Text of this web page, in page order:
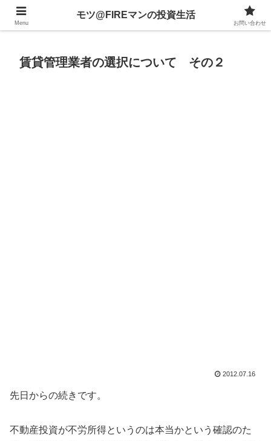
不動産、投資信託、暗号資産、株式、等々への投資について
賃貸管理業者の選択について その２
2012.07.16
先日からの続きです。
不動産投資が不労所得というのは本当かという確認のた
Menu
モツ@FIREマンの投資生活
お問い合わせ